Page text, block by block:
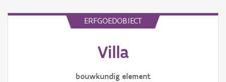
ERFGOEDOBJECT
Villa
bouwkundig element